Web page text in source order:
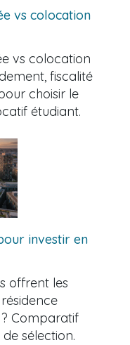
vs colocation
vs colocation
fiscalité
choisir le
étudiant.
investir en
offrent les
Comparatif
sélection.